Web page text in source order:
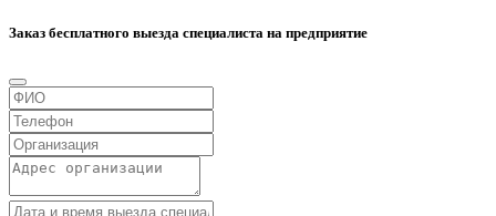
Заказ бесплатного выезда специалиста на предприятие